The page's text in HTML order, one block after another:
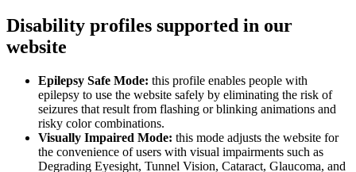
Disability profiles supported in our
website
Epilepsy Safe Mode: this profile enables people with
epilepsy to use the website safely by eliminating the risk of
seizures that result from flashing or blinking animations and
risky color combinations.
Visually Impaired Mode: this mode adjusts the website for
the convenience of users with visual impairments such as
Degrading Eyesight, Tunnel Vision, Cataract, Glaucoma, and